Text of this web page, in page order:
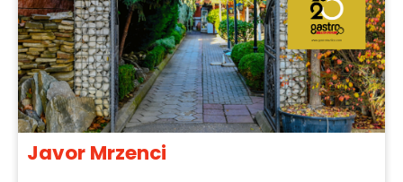
Javor Mrzenci